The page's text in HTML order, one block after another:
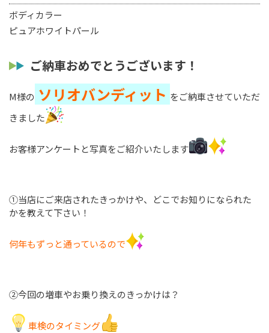
ボディカラー
ピュアホワイトパール
ご納車おめでとうございます！
M様の ソリオバンディット をご納車させていただ
きました
お客様アンケートと写真をご紹介いたします
①当店にご来店されたきっかけや、どこでお知りになられた
かを教えて下さい！
何年もずっと通っているので
②今回の増車やお乗り換えのきっかけは？
車検のタイミング